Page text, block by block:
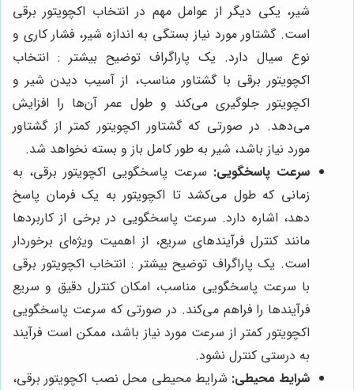
شیر، یکی دیگر از عوامل مهم در انتخاب اکچویتور برقی
است. گشتاور مورد نیاز بستگی به اندازه شیر، فشار کاری و
نوع سیال دارد. یک پاراگراف توضیح بیشتر : انتخاب
اکچویتور برقی با گشتاور مناسب، از آسیب دیدن شیر و
اکچویتور جلوگیری می‌کند و طول عمر آن‌ها را افزایش
می‌دهد. در صورتی که گشتاور اکچویتور کمتر از گشتاور
مورد نیاز باشد، شیر به طور کامل باز و بسته نخواهد شد.
سرعت پاسخگویی: سرعت پاسخگویی اکچویتور برقی، به
زمانی که طول می‌کشد تا اکچویتور به یک فرمان پاسخ
دهد، اشاره دارد. سرعت پاسخگویی در برخی از کاربردها
مانند کنترل فرآیندهای سریع، از اهمیت ویژه‌ای برخوردار
است. یک پاراگراف توضیح بیشتر : انتخاب اکچویتور برقی
با سرعت پاسخگویی مناسب، امکان کنترل دقیق و سریع
فرآیندها را فراهم می‌کند. در صورتی که سرعت پاسخگویی
اکچویتور کمتر از سرعت مورد نیاز باشد، ممکن است فرآیند
به درستی کنترل نشود.
شرایط محیطی: شرایط محیطی محل نصب اکچویتور برقی،